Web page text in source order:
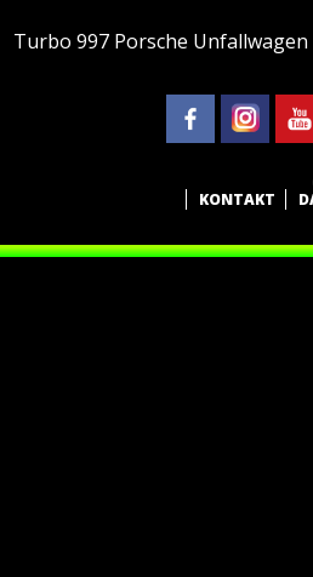
Turbo 997 Porsche
KONTAKT